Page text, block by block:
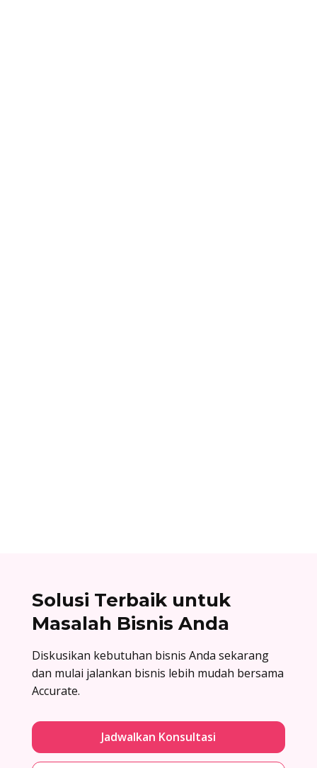
Solusi Terbaik untuk
Masalah Bisnis Anda
Diskusikan kebutuhan bisnis Anda sekarang
dan mulai jalankan bisnis lebih mudah bersama
Accurate.
Jadwalkan Konsultasi